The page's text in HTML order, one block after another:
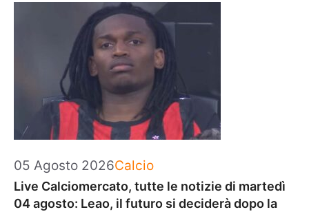
05 Agosto 2026Categorie
Calcio
Live Calciomercato, tutte le notizie di martedì
04 agosto: Leao, il futuro si deciderà dopo la